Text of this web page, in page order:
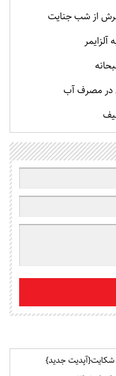
از شب جنایت
آلزایمر
در مصرف آب
جدید}